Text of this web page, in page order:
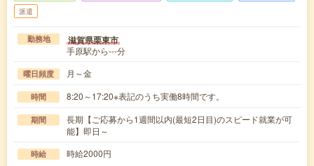
派遣
勤務地 滋賀県栗東市
手原駅から---分
曜日頻度 月～金
時間 8:20～17:20※表記のうち実働8時間です。
期間
長期【ご応募から1週間以内(最短2日目)のスピード就業が可
能】即日～
時給 時給2000円